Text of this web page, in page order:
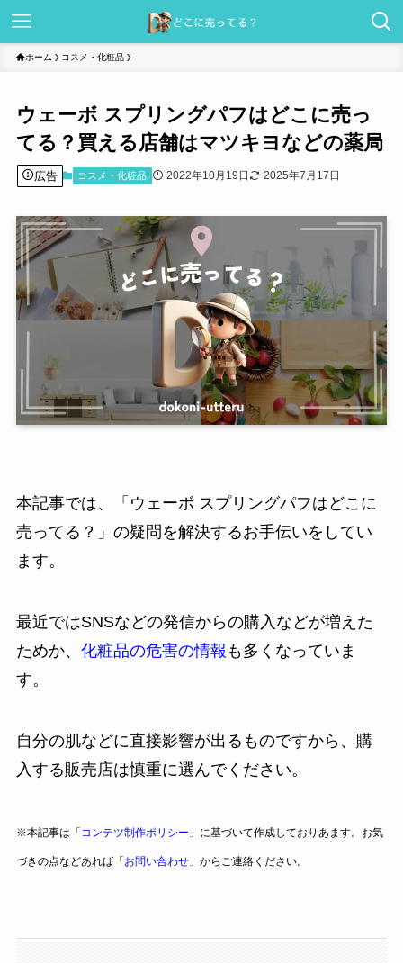
ホーム コスメ・化粧品
ウェーボ スプリングパフはどこに売っ
てる？買える店舗はマツキヨなどの薬局
広告 コスメ・化粧品 2022年10月19日 2025年7月17日
本記事では、「ウェーボ スプリングパフはどこに
売ってる？」の疑問を解決するお手伝いをしてい
ます。
最近ではSNSなどの発信からの購入などが増えた
ためか、 化粧品の危害の情報 も多くなっていま
す。
自分の肌などに直接影響が出るものですから、購
入する販売店は慎重に選んでください。
※本記事は「 コンテツ制作ポリシー 」に基づいて作成しておりあます。お気
づきの点などあれば「お問い合わせ」からご連絡ください。